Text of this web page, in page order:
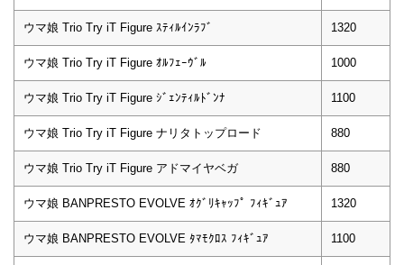
ウマ娘 Trio Try iT Figure ｽﾃｨﾙｲﾝﾗﾌﾞ 1320
ウマ娘 Trio Try iT Figure ｵﾙﾌｪｰｳﾞﾙ 1000
ウマ娘 Trio Try iT Figure ｼﾞｪﾝﾃｨﾙﾄﾞﾝﾅ 1100
ウマ娘 Trio Try iT Figure ナリタトップロード 880
ウマ娘 Trio Try iT Figure アドマイヤベガ 880
ウマ娘 BANPRESTO EVOLVE ｵｸﾞﾘｷｬｯﾌﾟ ﾌｨｷﾞｭｱ 1320
ウマ娘 BANPRESTO EVOLVE ﾀﾏﾓｸﾛｽ ﾌｨｷﾞｭｱ 1100